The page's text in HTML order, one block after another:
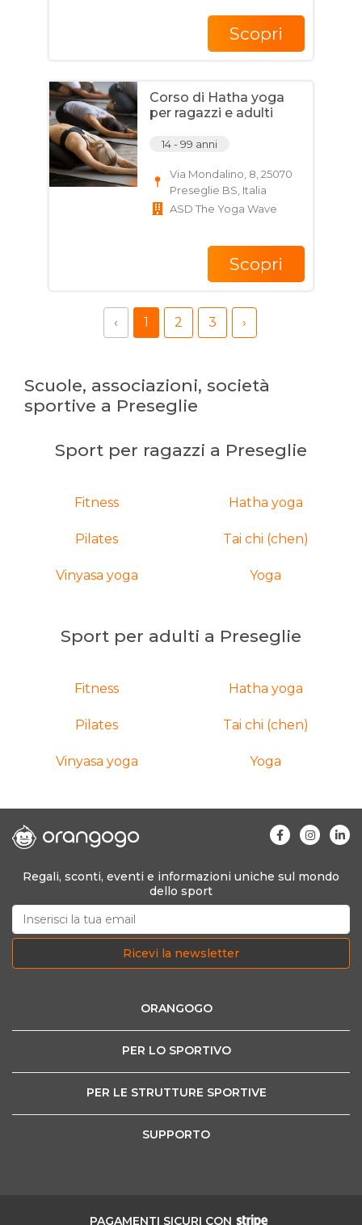
Scopri
Corso di Hatha yoga
per ragazzi e adulti
14 - 99 anni
Via Mondalino, 8, 25070
Preseglie BS, Italia
ASD The Yoga Wave
Scopri
‹ 1 2 3 ›
Scuole, associazioni, società
sportive a Preseglie
Sport per ragazzi a Preseglie
Fitness Hatha yoga
Pilates Tai chi (chen)
Vinyasa yoga Yoga
Sport per adulti a Preseglie
Fitness Hatha yoga
Pilates Tai chi (chen)
Vinyasa yoga Yoga
Regali, sconti, eventi e informazioni uniche sul mondo
dello sport
Ricevi la newsletter
ORANGOGO
PER LO SPORTIVO
PER LE STRUTTURE SPORTIVE
SUPPORTO
PAGAMENTI SICURI CON